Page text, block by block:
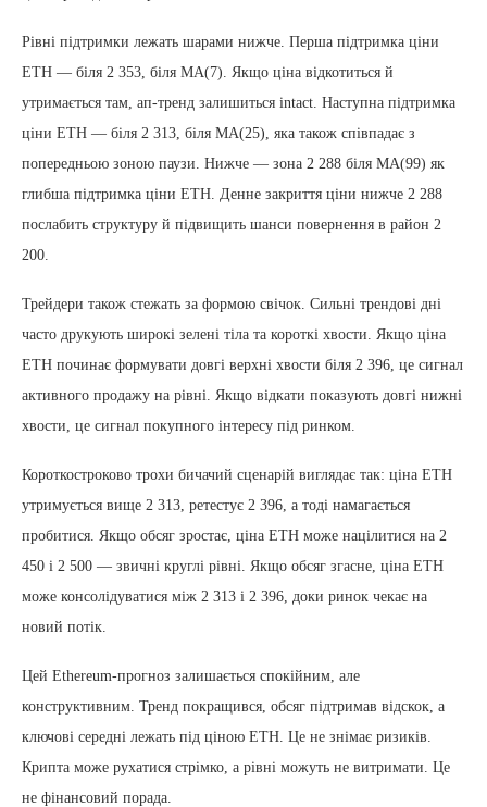
Рівні підтримки лежать шарами нижче. Перша підтримка ціни
ETH — біля 2 353, біля MA(7). Якщо ціна відкотиться й
утримається там, ап-тренд залишиться intact. Наступна підтримка
ціни ETH — біля 2 313, біля MA(25), яка також співпадає з
попередньою зоною паузи. Нижче — зона 2 288 біля MA(99) як
глибша підтримка ціни ETH. Денне закриття ціни нижче 2 288
послабить структуру й підвищить шанси повернення в район 2
200.
Трейдери також стежать за формою свічок. Сильні трендові дні
часто друкують широкі зелені тіла та короткі хвости. Якщо ціна
ETH починає формувати довгі верхні хвости біля 2 396, це сигнал
активного продажу на рівні. Якщо відкати показують довгі нижні
хвости, це сигнал покупного інтересу під ринком.
Короткостроково трохи бичачий сценарій виглядає так: ціна ETH
утримується вище 2 313, ретестує 2 396, а тоді намагається
пробитися. Якщо обсяг зростає, ціна ETH може націлитися на 2
450 і 2 500 — звичні круглі рівні. Якщо обсяг згасне, ціна ETH
може консолідуватися між 2 313 і 2 396, доки ринок чекає на
новий потік.
Цей Ethereum-прогноз залишається спокійним, але
конструктивним. Тренд покращився, обсяг підтримав відскок, а
ключові середні лежать під ціною ETH. Це не знімає ризиків.
Крипта може рухатися стрімко, а рівні можуть не витримати. Це
не фінансовий порада.